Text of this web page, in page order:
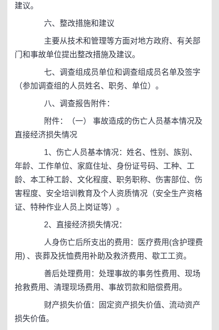
建议。
六、整改措施和建议
主要从技术和管理等方面对地方政府、有关部
门和事故单位提出整改措施及建议。
七、调查组成员单位和调查组成员名单及签字
（参加调查组的人员姓名、职务、单位）。
八、调查报告附件：
附件：（一） 事故造成的伤亡人员基本情况及
直接经济损失情况
1、伤亡人员基本情况：姓名、性别、族别、
年龄、工作单位、家庭住址、身份证号码、工种、工
龄、本工种工龄、文化程度、职务职称、伤害部位、伤
害程度、安全培训教育及个人资质情况（安全生产资格
证、特种作业人员上岗证等）。
2、直接经济损失情况：
人身伤亡后所支出的费用：医疗费用(含护理费
用) 、丧葬及抚恤费用补助及救济费用、歇工工资。
善后处理费用：处理事故的事务性费用、现场
抢救费用、清理现场费用、事故罚款和赔偿费用。
财产损失价值：固定资产损失价值、流动资产
损失价值。